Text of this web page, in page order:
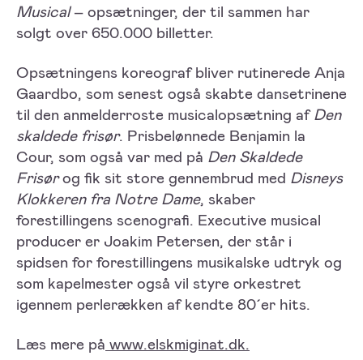
Musical– opsætninger, der til sammen har
solgt over 650.000 billetter.
Opsætningens koreograf bliver rutinerede Anja
Gaardbo, som senest også skabte dansetrinene
til den anmelderroste musicalopsætning afDen
skaldede frisør. Prisbelønnede Benjamin la
Cour, som også var med på Den Skaldede
Frisørog fik sit store gennembrud med Disneys
Klokkeren fra Notre Dame, skaber
forestillingens scenografi. Executive musical
producer er Joakim Petersen, der står i
spidsen for forestillingens musikalske udtryk og
som kapelmester også vil styre orkestret
igennem perlerækken af kendte 80´er hits.
Læs mere på www.elskmiginat.dk.